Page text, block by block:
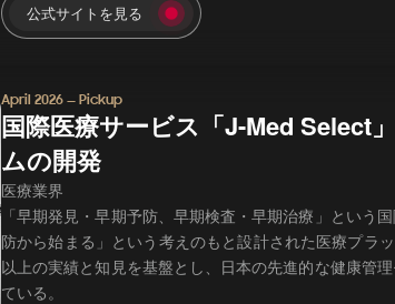
公式サイトを見る
April 2026 — Pickup
国際医療サービス「J-Med Select
ムの開発
医療業界
「早期発見・早期予防、早期検査・早期治療」という
防から始まる」という考えのもと設計された医療プラ
以上の実績と知見を基盤とし、日本の先進的な健康管
ている。